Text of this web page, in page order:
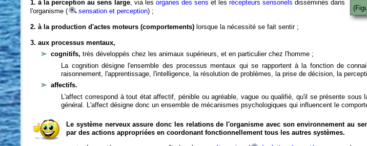
1. à la perception au sens large, via les organes des sens et les récepteurs sensoriels disséminés dans
l'organisme (
sensation et perception) ;
2. à la production d'actes moteurs (comportements) lorsque la nécessité se fait sentir ;
3. aux processus mentaux,
cognitifs,très développés chez les animaux supérieurs, et en particulier chez l'homme ;
La cognition désigne l'ensemble des processus mentaux qui se rapportent à la fonction de
raisonnement, l'apprentissage, l'intelligence, la résolution de problèmes, la prise de décision, la
affectifs.
L'affect correspond à tout état affectif, pénible ou agréable, vague ou qualifié, qu'il se présente sous
général. L'affect désigne donc un ensemble de mécanismes psychologiques qui influencent le
Le système nerveux assure donc les relations de l'organisme avec son environnement au
par des actions appropriées en coordonant fonctionnellement tous les autres systèmes.